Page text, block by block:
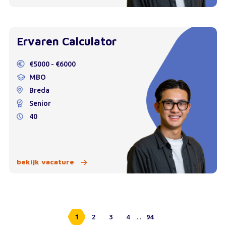
Ervaren Calculator
€5000 - €6000
MBO
Breda
Senior
40
bekijk vacature
1 2 3 4 ... 94